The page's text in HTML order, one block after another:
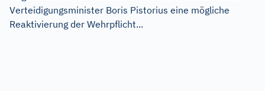
Verteidigungsminister Boris Pistorius eine mögliche
Reaktivierung der Wehrpflicht...